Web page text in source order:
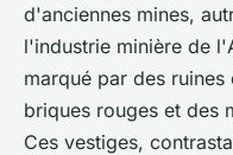
d'anciennes mines,
l'industrie minière de l'
marqué par des
briques rouges et des
Ces vestiges,